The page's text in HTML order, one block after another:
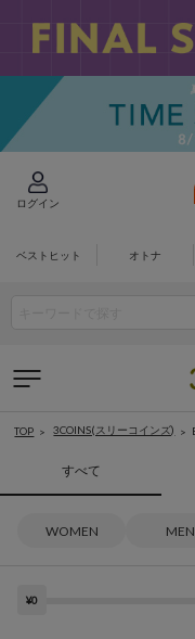
ログイン
ベストヒット オトナ
TOP 3COINS(スリーコインズ)
すべて
WOMEN MEN
¥0